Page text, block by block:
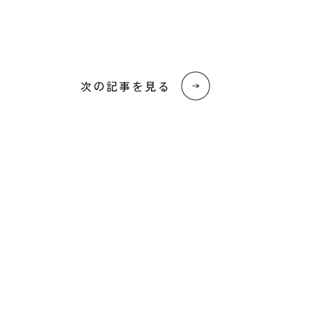
次の記事を見る